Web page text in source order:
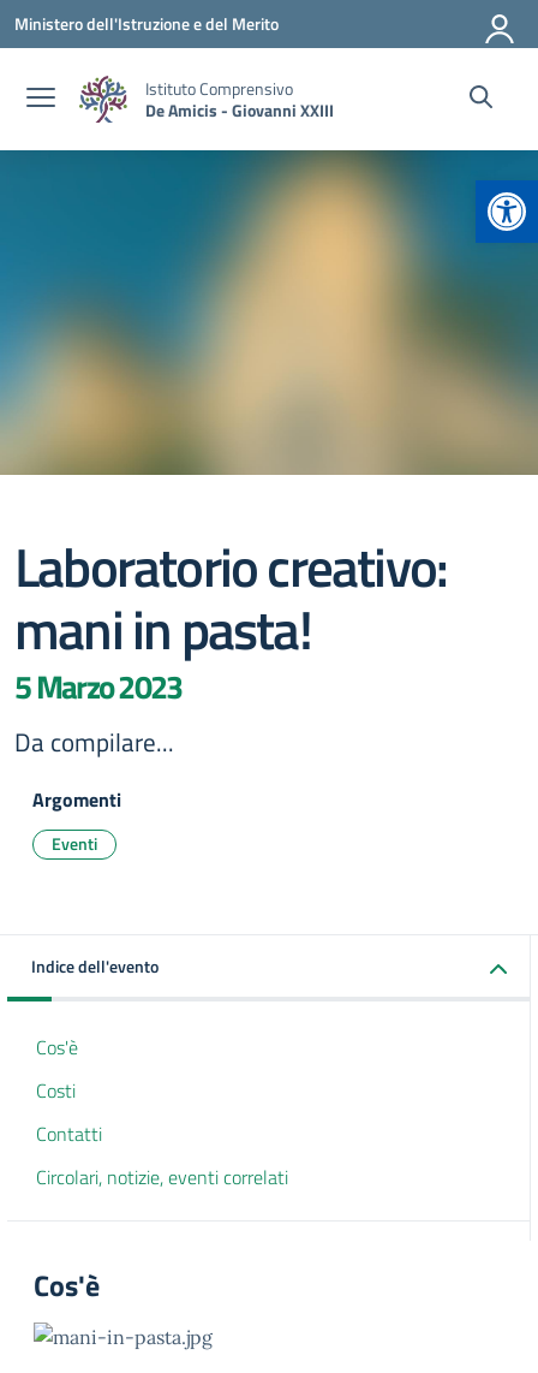
Vai ai contenuti
Vai al menu di navigazione
Vai al footer
Ministero dell'Istruzione e del Merito
Istituto Comprensivo
De Amicis - Giovanni XXIII
Laboratorio creativo:
mani in pasta!
5 Marzo 2023
Da compilare...
Argomenti
Eventi
Indice dell'evento
Cos'è
Costi
Contatti
Circolari, notizie, eventi correlati
Cos'è